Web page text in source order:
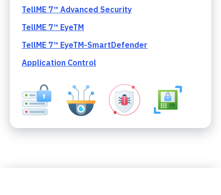
TellME 7™ Advanced Security
TellME 7™ EyeTM
TellME 7™ EyeTM-SmartDefender
Application Control